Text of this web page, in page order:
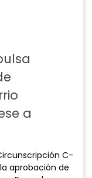
a
C-
aprobación de